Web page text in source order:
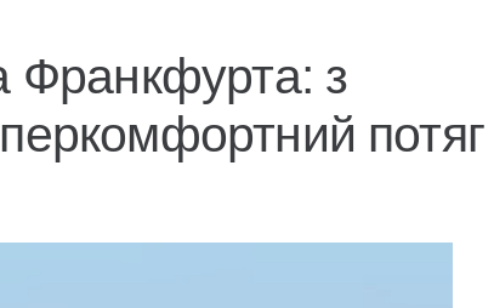
Франкфурта: з
потяг